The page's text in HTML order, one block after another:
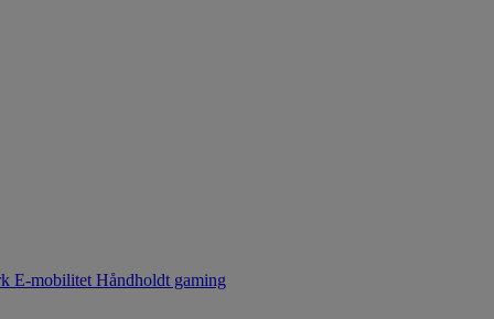
E-mobilitet Håndholdt gaming